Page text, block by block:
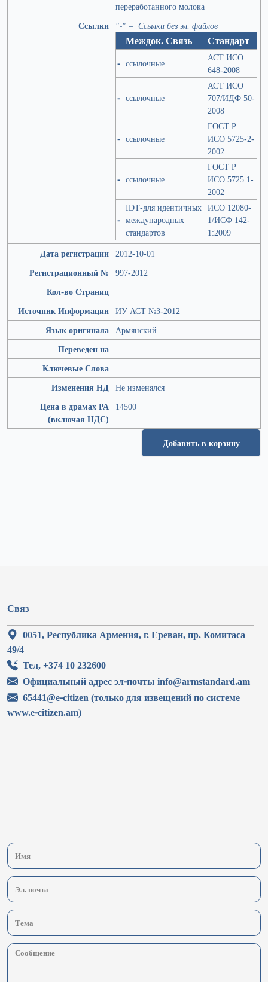
переработанного молока
Ссылки
"-" = Ссылки без эл. файлов
Междок. Связь Стандарт
- ссылочные
АСТ ИСО
648-2008
- ссылочные
АСТ ИСО
707/ИДФ 50-
2008
- ссылочные
ГОСТ Р
ИСО 5725-2-
2002
- ссылочные
ГОСТ Р
ИСО 5725.1-
2002
-
IDT-для идентичных
международных
стандартов
ИСО 12080-
1/ИСФ 142-
1:2009
Дата регистрации 2012-10-01
Регистрационный №
997-2012
Кол-во Страниц
Источник Информации ИУ АСТ №3-2012
Язык оригинала Армянский
Переведен на
Ключевые Слова
Изменения НД Не изменялся
Цена в драмах РА
(включая НДС)
14500
Добавить в корзину
Связ
0051, Республика Армения, г. Ереван, пр. Комитаса
49/4
Тел, +374 10 232600
Официальный адрес эл-почты info@armstandard.am
65441@e-citizen (только для извещений по системе
www.e-citizen.am)